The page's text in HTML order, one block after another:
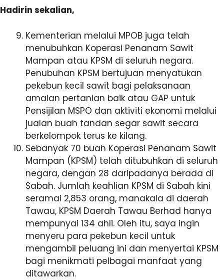
Hadirin sekalian,
Kementerian melalui MPOB juga telah
menubuhkan Koperasi Penanam Sawit
Mampan atau KPSM di seluruh negara.
Penubuhan KPSM bertujuan menyatukan
pekebun kecil sawit bagi pelaksanaan
amalan pertanian baik atau GAP untuk
Pensijilan MSPO dan aktiviti ekonomi melalui
jualan buah tandan segar sawit secara
berkelompok terus ke kilang.
Sebanyak 70 buah Koperasi Penanam Sawit
Mampan (KPSM) telah ditubuhkan di seluruh
negara, dengan 28 daripadanya berada di
Sabah. Jumlah keahlian KPSM di Sabah kini
seramai 2,853 orang, manakala di daerah
Tawau, KPSM Daerah Tawau Berhad hanya
mempunyai 134 ahli. Oleh itu, saya ingin
menyeru para pekebun kecil untuk
mengambil peluang ini dan menyertai KPSM
bagi menikmati pelbagai manfaat yang
ditawarkan.